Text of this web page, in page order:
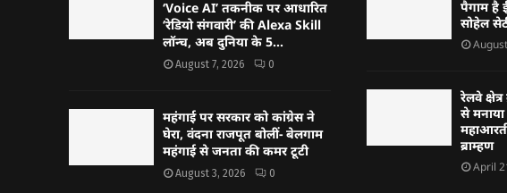
‘Voice AI’ तकनीक पर आधारित
‘रेडियो संगवारी’ की Alexa Skill
लॉन्च, अब दुनिया के 5...
August 7, 2026 0
महंगाई पर सरकार को कांग्रेस ने
घेरा, वंदना राजपूत बोलीं- बेलगाम
महंगाई से जनता की कमर टूटी
August 3, 2026 0
पैगाम है
सोहेल
रेलवे
से मनाया
ब्राम्हण
April